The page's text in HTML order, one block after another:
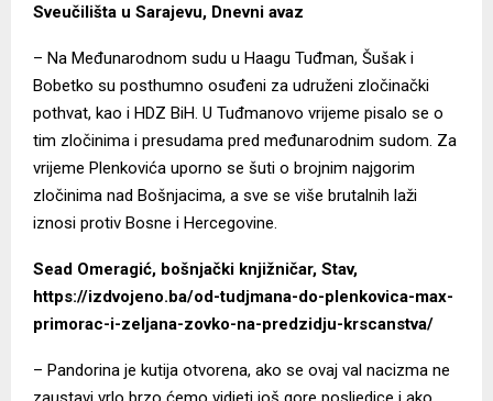
Sveučilišta u Sarajevu, Dnevni avaz
– Na Međunarodnom sudu u Haagu Tuđman, Šušak i
Bobetko su posthumno osuđeni za udruženi zločinački
pothvat, kao i HDZ BiH. U Tuđmanovo vrijeme pisalo se o
tim zločinima i presudama pred međunarodnim sudom. Za
vrijeme Plenkovića uporno se šuti o brojnim najgorim
zločinima nad Bošnjacima, a sve se više brutalnih laži
iznosi protiv Bosne i Hercegovine.
Sead Omeragić, bošnjački knjižničar, Stav,
https://izdvojeno.ba/od-tudjmana-do-plenkovica-max-
primorac-i-zeljana-zovko-na-predzidju-krscanstva/
– Pandorina je kutija otvorena, ako se ovaj val nacizma ne